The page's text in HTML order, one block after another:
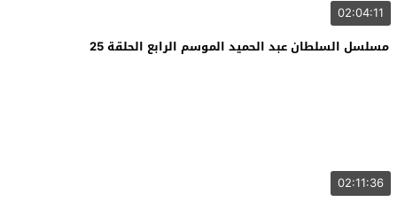
02:04:11
مسلسل السلطان عبد الحميد الموسم الرابع الحلقة 25
02:11:36